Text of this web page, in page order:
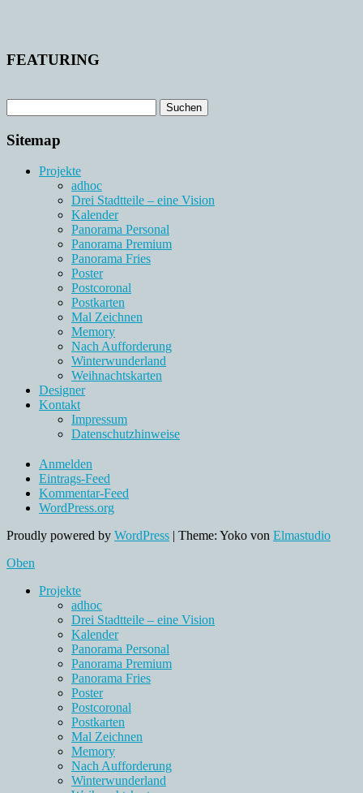
FEATURING
Sitemap
Projekte
adhoc
Drei Stadtteile – eine Vision
Kalender
Panorama Personal
Panorama Premium
Panorama Fries
Poster
Postcoronal
Postkarten
Mal Zeichnen
Memory
Nach Aufforderung
Winterwunderland
Weihnachtskarten
Designer
Kontakt
Impressum
Datenschutzhinweise
Anmelden
Eintrags-Feed
Kommentar-Feed
WordPress.org
Proudly powered by WordPress | Theme: Yoko von Elmastudio
Oben
Projekte
adhoc
Drei Stadtteile – eine Vision
Kalender
Panorama Personal
Panorama Premium
Panorama Fries
Poster
Postcoronal
Postkarten
Mal Zeichnen
Memory
Nach Aufforderung
Winterwunderland